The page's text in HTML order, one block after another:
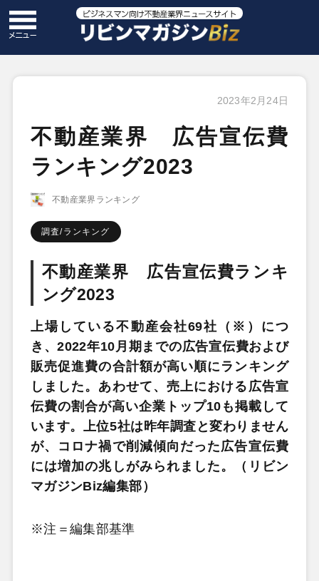
2023年2月24日
不動産業界 広告宣伝費
ランキング2023
不動産業界ランキング
調査/ランキング
不動産業界 広告宣伝費ランキ
ング2023
上場している不動産会社69社（※）につ
き、2022年10月期までの広告宣伝費および
販売促進費の合計額が高い順にランキング
しました。あわせて、売上における広告宣
伝費の割合が高い企業トップ10も掲載して
います。上位5社は昨年調査と変わりません
が、コロナ禍で削減傾向だった広告宣伝費
には増加の兆しがみられました。（リビン
マガジンBiz編集部）
※注＝編集部基準